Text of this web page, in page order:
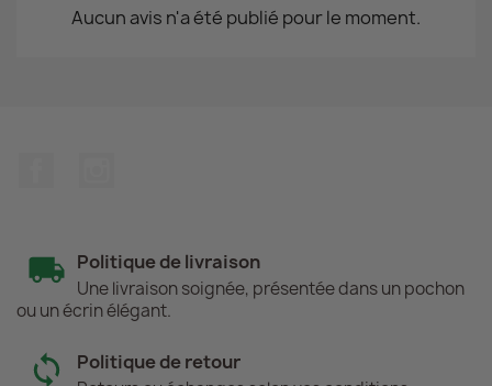
Aucun avis n'a été publié pour le moment.
Politique de livraison
Une livraison soignée, présentée dans un pochon
ou un écrin élégant.
Politique de retour